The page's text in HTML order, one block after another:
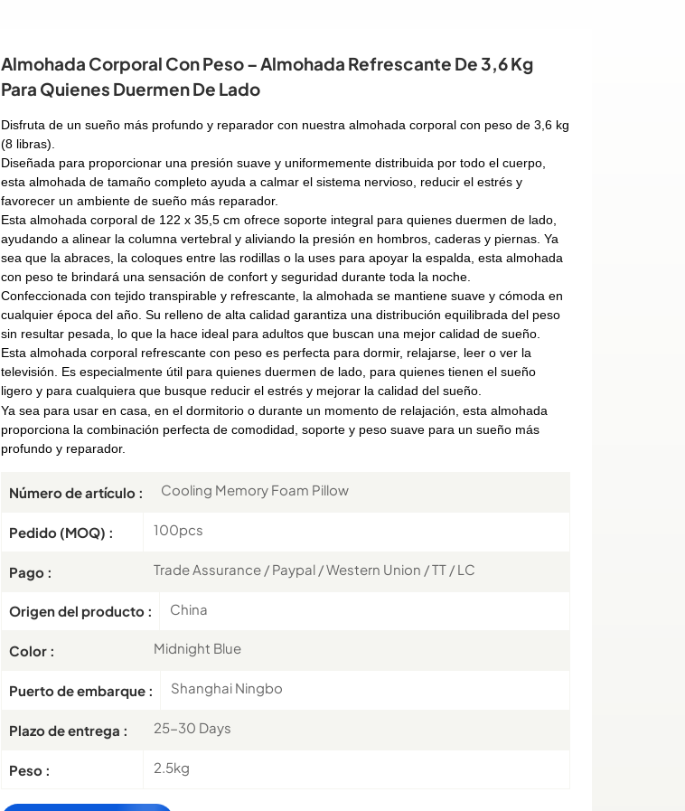
Almohada Corporal Con Peso – Almohada Refrescante De 3,6 Kg
Para Quienes Duermen De Lado
Disfruta de un sueño más profundo y reparador con nuestra almohada corporal con peso de 3,6 kg
(8 libras).
Diseñada para proporcionar una presión suave y uniformemente distribuida por todo el cuerpo,
esta almohada de tamaño completo ayuda a calmar el sistema nervioso, reducir el estrés y
favorecer un ambiente de sueño más reparador.
Esta almohada corporal de 122 x 35,5 cm ofrece soporte integral para quienes duermen de lado,
ayudando a alinear la columna vertebral y aliviando la presión en hombros, caderas y piernas. Ya
sea que la abraces, la coloques entre las rodillas o la uses para apoyar la espalda, esta almohada
con peso te brindará una sensación de confort y seguridad durante toda la noche.
Confeccionada con tejido transpirable y refrescante, la almohada se mantiene suave y cómoda en
cualquier época del año. Su relleno de alta calidad garantiza una distribución equilibrada del peso
sin resultar pesada, lo que la hace ideal para adultos que buscan una mejor calidad de sueño.
Esta almohada corporal refrescante con peso es perfecta para dormir, relajarse, leer o ver la
televisión. Es especialmente útil para quienes duermen de lado, para quienes tienen el sueño
ligero y para cualquiera que busque reducir el estrés y mejorar la calidad del sueño.
Ya sea para usar en casa, en el dormitorio o durante un momento de relajación, esta almohada
proporciona la combinación perfecta de comodidad, soporte y peso suave para un sueño más
profundo y reparador.
Número de artículo : Cooling Memory Foam Pillow
Pedido (MOQ) : 100pcs
Pago : Trade Assurance / Paypal / Western Union / TT / LC
Origen del producto : China
Color : Midnight Blue
Puerto de embarque : Shanghai Ningbo
Plazo de entrega : 25-30 Days
Peso : 2.5kg